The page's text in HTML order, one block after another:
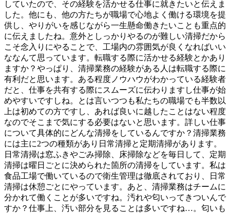
していたので、その経験を活かせる仕事に就きたいと伝えま
した。他にも、他の方たちが職場で心地よく働ける環境を提
供し、やりがいを感じながら一生懸命働きたいことも重点的
に伝えましたね。意外としっかりやるのが難しい清掃だから
こそ念入りにやることで、工場内の雰囲気が良くなればいい
ななんて思っています。転職する際に活かせる経験とかあり
ますか？やっぱり、清掃業務の経験がある人は転職する際に
有利だと思います。ある程度ノウハウがわかっている経験者
だと、仕事を共有する際にスムーズに伝わりますし仕事が始
めやすいですしね。とは言いつつも私たちの職場でも半数以
上は初めての方ですし、あれば良いに越したことはない程度
なのでそこまで気にする必要はないと思います。詳しい仕事
について具体的にどんな清掃をしているんですか？清掃業務
には主に2つの種類があり日常清掃と定期清掃があります。
日常清掃は窓ふきやごみ掃除、床掃除などを毎日して、定期
清掃は曜日ごとに決められた箇所の清掃をしています。私は
食品工場で働いているので衛生管理は徹底されており、日常
清掃は休憩ごとにやっています。あと、清掃業務はチームに
分かれて働くことが多いですね。汚れや匂いってきついんで
すか？仕事上、汚い部分を見ることは多いですね…。匂いも